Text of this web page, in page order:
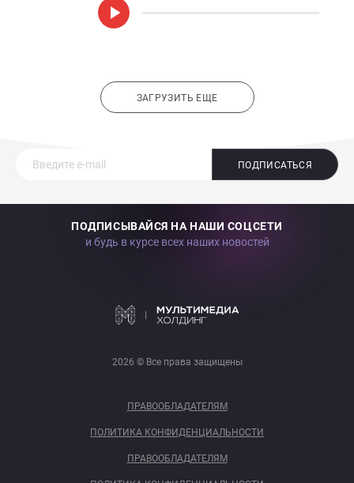
ЗАГРУЗИТЬ ЕЩЕ
ПОДПИСАТЬСЯ
ПОДПИСЫВАЙСЯ НА НАШИ СОЦСЕТИ
и будь в курсе всех наших новостей
2026 © Все права защищены
ПРАВООБЛАДАТЕЛЯМ
ПОЛИТИКА КОНФИДЕНЦИАЛЬНОСТИ
ПРАВООБЛАДАТЕЛЯМ